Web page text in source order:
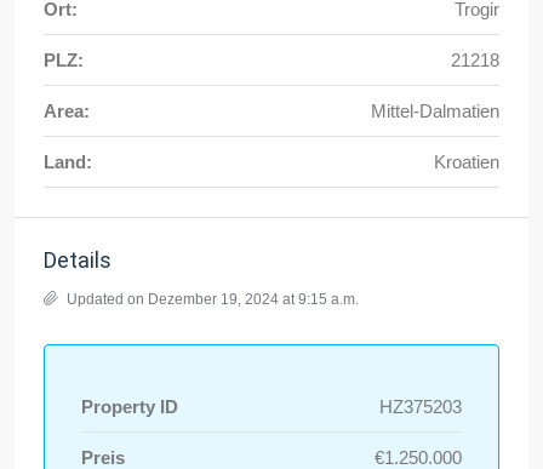
Ort: Trogir
PLZ: 21218
Area: Mittel-Dalmatien
Land: Kroatien
Details
Updated on Dezember 19, 2024 at 9:15 a.m.
Property ID HZ375203
Preis €1.250.000